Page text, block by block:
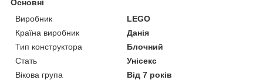
Основні
Виробник
LEGO
Країна виробник
Данія
Тип конструктора
Блочний
Стать
Унісекс
Вікова група
Від 7 років